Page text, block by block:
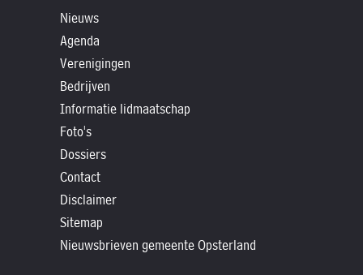
Nieuws
Agenda
Verenigingen
Bedrijven
Informatie lidmaatschap
Foto's
Dossiers
Contact
Disclaimer
Sitemap
Nieuwsbrieven gemeente Opsterland
Historische
verhalen
Dossiers
Contact
Nieuwsbrieven
gemeente
Opsterland